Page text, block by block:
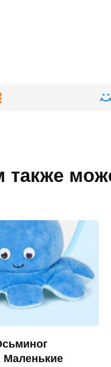
также
Маленькие